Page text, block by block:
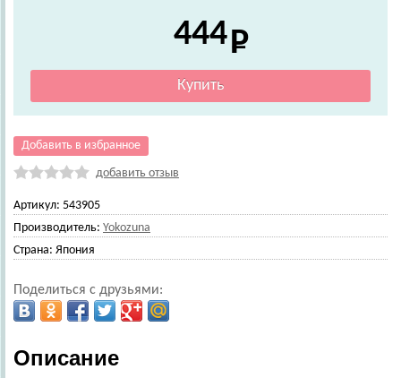
444
Добавить в избранное
добавить отзыв
Артикул: 543905
Производитель: Yokozuna
Страна: Япония
Поделиться с друзьями:
Описание